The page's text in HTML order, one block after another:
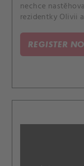
nechce
rezidentky Olivii
REGISTER